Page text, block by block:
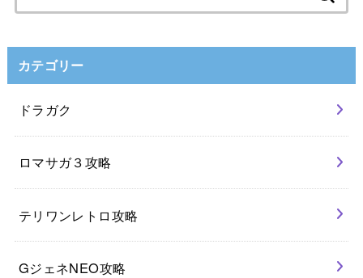
索:
カテゴリー
ドラガク
ロマサガ３攻略
テリワンレトロ攻略
GジェネNEO攻略